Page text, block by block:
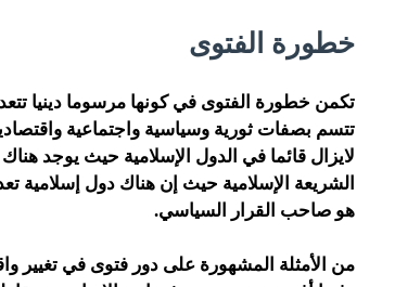
خطورة الفتوى
تكمن خطورة الفتوى في كونها مرسوما دينيا
تتسم بصفات ثورية وسياسية واجتماعية
لايزال قائما في الدول الإسلامية حيث يوجد
الشريعة الإسلامية حيث إن هناك دول إسلامية
هو صاحب القرار السياسي.